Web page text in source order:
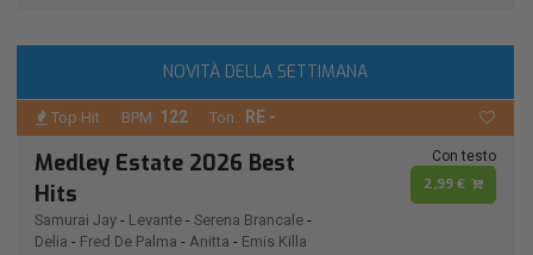
NOVITÀ DELLA SETTIMANA
Top Hit BPM: 122 Ton.: RE -
Medley Estate 2026 Best
Hits
Samurai Jay - Levante - Serena Brancale -
Delia - Fred De Palma - Anitta - Emis Killa
Con testo
2,99 €